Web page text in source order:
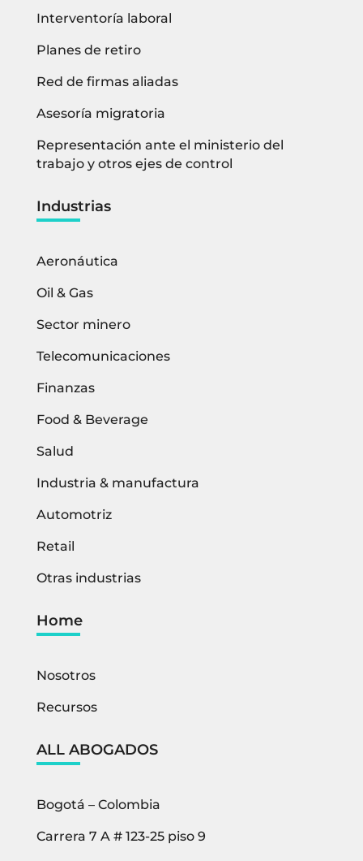
Interventoría laboral
Planes de retiro
Red de firmas aliadas
Asesoría migratoria
Representación ante el ministerio del
trabajo y otros ejes de control
Industrias
Aeronáutica
Oil & Gas
Sector minero
Telecomunicaciones
Finanzas
Food & Beverage
Salud
Industria & manufactura
Automotriz
Retail
Otras industrias
Home
Nosotros
Recursos
ALL ABOGADOS
Bogotá – Colombia
Carrera 7 A # 123-25 piso 9